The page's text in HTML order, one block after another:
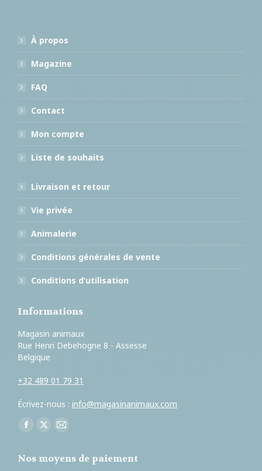
À propos
Magazine
FAQ
Contact
Mon compte
Liste de souhaits
Livraison et retour
Vie privée
Animalerie
Conditions générales de vente
Conditions d’utilisation
Informations
Magasin animaux
Rue Henri Debehogne 8 - Assesse
Belgique
+32 489 01 79 31
Écrivez-nous : info@magasinanimaux.com
Trouvez nous sur :
Facebook
opens
X
opens
E-
page
Nos moyens de paiement